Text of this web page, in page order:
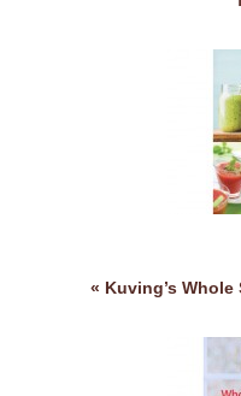
« Kuving’s